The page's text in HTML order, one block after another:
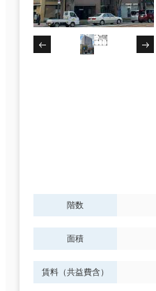
階数
面積
賃料（共益費含）